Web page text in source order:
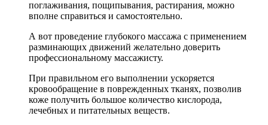
поглаживания, пощипывания, растирания, можно
вполне справиться и самостоятельно.
А вот проведение глубокого массажа с применением
разминающих движений желательно доверить
профессиональному массажисту.
При правильном его выполнении ускоряется
кровообращение в поврежденных тканях, позволив
коже получить большое количество кислорода,
лечебных и питательных веществ.